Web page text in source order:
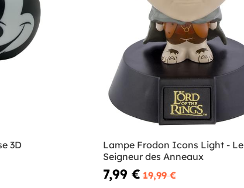
3D
Lampe Frodon Icons Light - Le
Seigneur des Anneaux
7,99 € 19,99 €